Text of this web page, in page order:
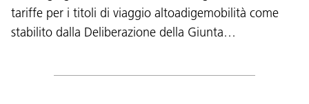
tariffe per i titoli di viaggio altoadigemobilità come
stabilito dalla Deliberazione della Giunta…